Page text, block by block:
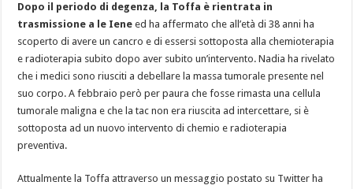
Dopo il periodo di degenza, la Toffa è rientrata in
trasmissione a le Iene ed ha affermato che all’età di 38 anni ha
scoperto di avere un cancro e di essersi sottoposta alla chemioterapia
e radioterapia subito dopo aver subito un’intervento. Nadia ha rivelato
che i medici sono riusciti a debellare la massa tumorale presente nel
suo corpo. A febbraio però per paura che fosse rimasta una cellula
tumorale maligna e che la tac non era riuscita ad intercettare, si è
sottoposta ad un nuovo intervento di chemio e radioterapia
preventiva.
Attualmente la Toffa attraverso un messaggio postato su Twitter ha